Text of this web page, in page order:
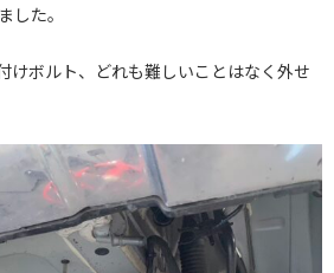
した。
けボルト、どれも難しいことはなく外せ